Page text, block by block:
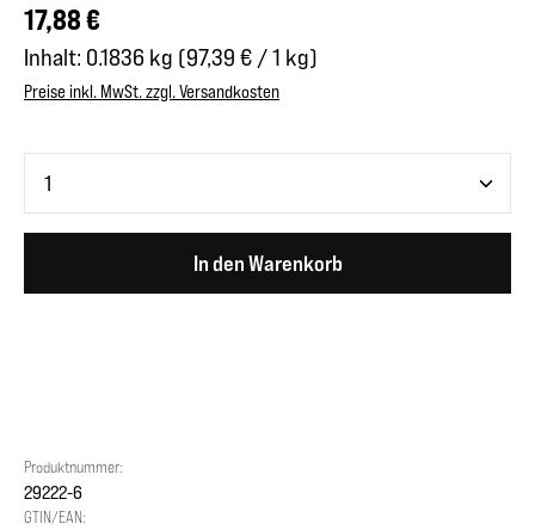
Regulärer Preis:
17,88 €
Inhalt: 0.1836 kg (97,39 € / 1 kg)
Preise inkl. MwSt. zzgl. Versandkosten
In den Warenkorb
Produktnummer:
29222-6
GTIN/EAN: